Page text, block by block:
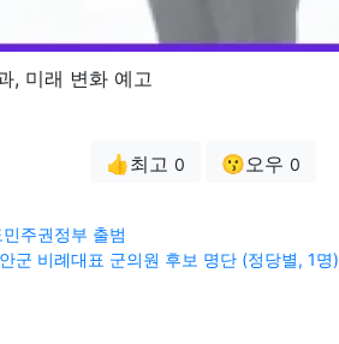
, 미래 변화 예고
👍최고 0 😗오우 0
주권정부 출범
군 비례대표 군의원 후보 명단 (정당별, 1명)